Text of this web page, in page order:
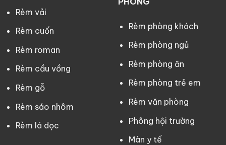
Rèm vải
Rèm cuốn
Rèm roman
Rèm cầu vồng
Rèm gỗ
Rèm sáo nhôm
Rèm lá dọc
Rèm phòng khách
Rèm phòng ngủ
Rèm phòng ăn
Rèm phòng trẻ em
Rèm văn phòng
Phông hội trường
Màn y tế